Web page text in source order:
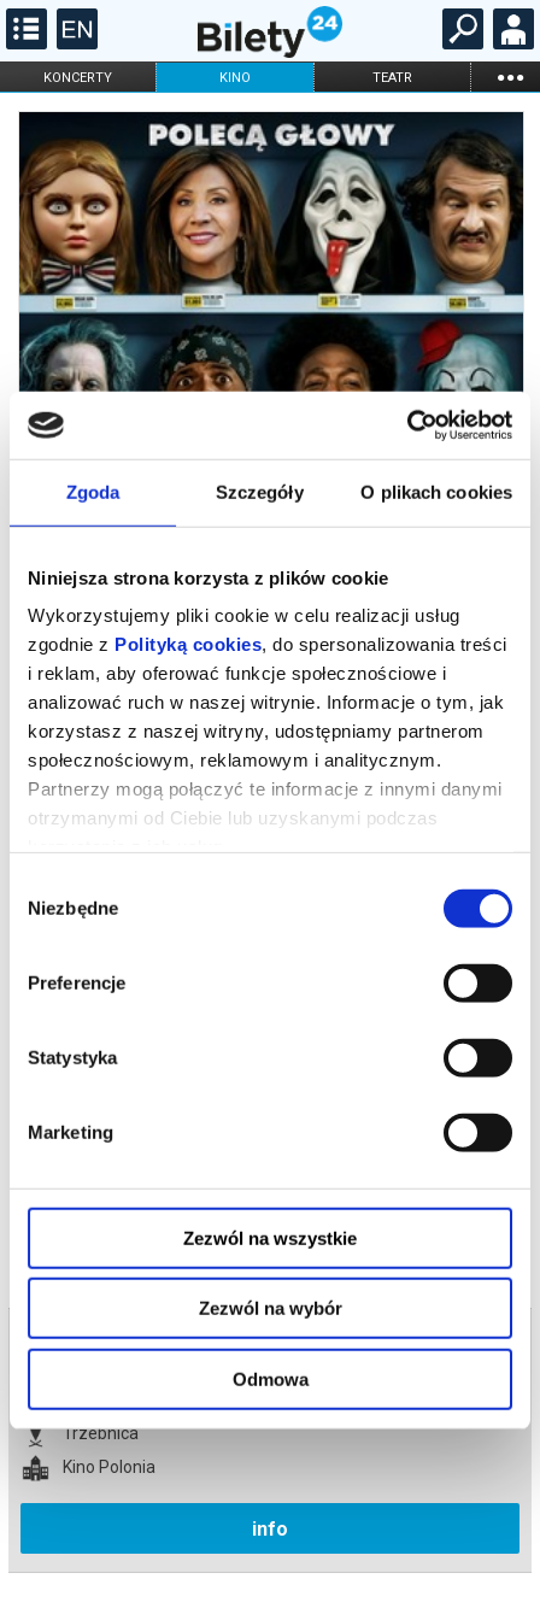
Zgoda Szczegóły O plikach cookies
Niniejsza strona korzysta z plików cookie
Wykorzystujemy pliki cookie w celu realizacji usług
zgodnie z Polityką cookies, do spersonalizowania treści
i reklam, aby oferować funkcje społecznościowe i
analizować ruch w naszej witrynie. Informacje o tym, jak
korzystasz z naszej witryny, udostępniamy partnerom
społecznościowym, reklamowym i analitycznym.
Partnerzy mogą połączyć te informacje z innymi danymi
otrzymanymi od Ciebie lub uzyskanymi podczas
zgody
Niezbędne
Preferencje
Statystyka
Marketing
Zezwól na wszystkie
Zezwól na wybór
Odmowa
KONCERTY KINO TEATR ...
FILHARMONIA OPERA I BALET
STAND-UP
DLA DZIECI
ONLINE KARNETY
Straszny film / DUBBING
Seria filmów Straszny Film (Scary Movie) została stworzona
przez Marlona Wayansa, Shawna Wayansa i Keenena Ivory'ego
scenariusz i zagrali w pierwszych dwóch filmach. Twórcy nowego
filmu mają nadzieję, że ponownie rozbawią widzów w 2026 roku.
Bezpieczne zakupy w Bilety24. W przypadku odwołania
podczas zakupu.
Bilety na termin:
Trzebnica
Kino Polonia
info